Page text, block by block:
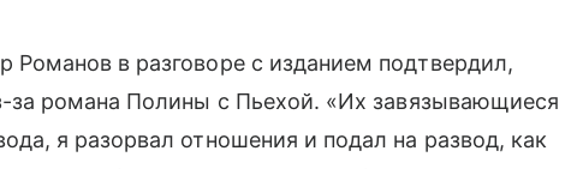
Романов в разговоре с изданием подтвердил,
за романа Полины с Пьехой. «Их завязывающиеся
я разорвал отношения и подал на развод, как